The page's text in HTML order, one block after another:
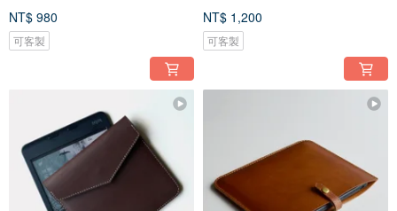
NT$ 980
可客製
NT$ 1,200
可客製